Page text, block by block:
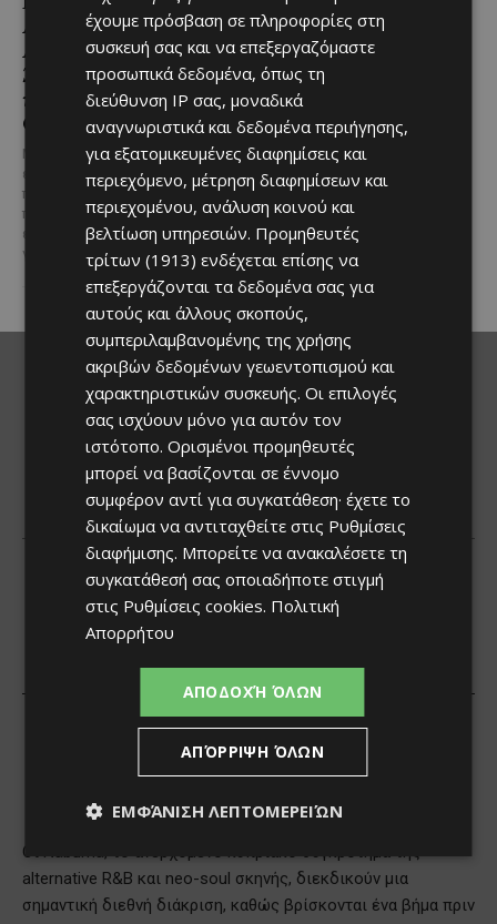
Αλαμινού με
Αδειοδοτημένη
Ξενοδοχειακή Ανάπτυξη
και Πανοραμική Θέα της
Θάλασσας
Μια εξαιρετικά σπάνια
επενδυτική ευκαιρία
παρουσιάζεται στην παραλιακή
περιοχή του Αλαμινού, στην
επαρχία Λάρνακας. Πρόκειται
για τρία συνεχόμενα...
Ευημερίας
Το έργο υλοποιείται στο πλαίσιο
του Προγράμματος Πολιτικής
Συνοχής «ΘΑΛΕΙΑ2021-2027», με
τη συγχρηματοδότησης της ΕΕ
Σε μία από τις...
έχουμε πρόσβαση σε πληροφορίες στη
συσκευή σας και να επεξεργαζόμαστε
προσωπικά δεδομένα, όπως τη
διεύθυνση IP σας, μοναδικά
αναγνωριστικά και δεδομένα περιήγησης,
για εξατομικευμένες διαφημίσεις και
περιεχόμενο, μέτρηση διαφημίσεων και
περιεχομένου, ανάλυση κοινού και
βελτίωση υπηρεσιών. Προμηθευτές
τρίτων (1913) ενδέχεται επίσης να
επεξεργάζονται τα δεδομένα σας για
αυτούς και άλλους σκοπούς,
συμπεριλαμβανομένης της χρήσης
ακριβών δεδομένων γεωεντοπισμού και
χαρακτηριστικών συσκευής. Οι επιλογές
σας ισχύουν μόνο για αυτόν τον
ιστότοπο. Ορισμένοι προμηθευτές
μπορεί να βασίζονται σε έννομο
συμφέρον αντί για συγκατάθεση· έχετε το
δικαίωμα να αντιταχθείτε στις Ρυθμίσεις
διαφήμισης. Μπορείτε να ανακαλέσετε τη
συγκατάθεσή σας οποιαδήποτε στιγμή
στις Ρυθμίσεις cookies. Πολιτική
Απορρήτου
ΑΠΟΔΟΧΉ ΌΛΩΝ
ΑΠΌΡΡΙΨΗ ΌΛΩΝ
ΕΜΦΆΝΙΣΗ ΛΕΠΤΟΜΕΡΕΙΏΝ